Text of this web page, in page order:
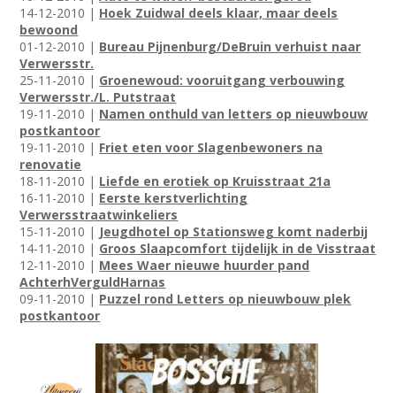
14-12-2010 | Hoek Zuidwal deels klaar, maar deels
bewoond
01-12-2010 | Bureau Pijnenburg/DeBruin verhuist naar
Verwersstr.
25-11-2010 | Groenewoud: vooruitgang verbouwing
Verwersstr./L. Putstraat
19-11-2010 | Namen onthuld van letters op nieuwbouw
postkantoor
19-11-2010 | Friet eten voor Slagenbewoners na
renovatie
18-11-2010 | Liefde en erotiek op Kruisstraat 21a
16-11-2010 | Eerste kerstverlichting
Verwersstraatwinkeliers
15-11-2010 | Jeugdhotel op Stationsweg komt naderbij
14-11-2010 | Groos Slaapcomfort tijdelijk in de Visstraat
12-11-2010 | Mees Waer nieuwe huurder pand
AchterhVerguldHarnas
09-11-2010 | Puzzel rond Letters op nieuwbouw plek
postkantoor